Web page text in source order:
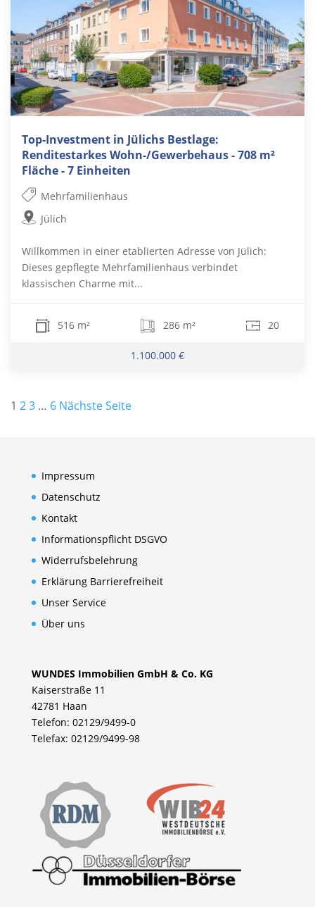
Top-Investment in Jülichs Bestlage:
Renditestarkes Wohn-/Gewerbehaus - 708 m²
Fläche - 7 Einheiten
Mehrfamilienhaus
Jülich
Willkommen in einer etablierten Adresse von Jülich:
Dieses gepflegte Mehrfamilienhaus verbindet
klassischen Charme mit...
516 m² 286 m² 20
1.100.000 €
Seitennummerierung
1 23 … 6 Nächste Seite
Impressum
Datenschutz
Kontakt
Informationspflicht DSGVO
Widerrufsbelehrung
Erklärung Barrierefreiheit
Unser Service
Über uns
WUNDES Immobilien GmbH & Co. KG
Kaiserstraße 11
42781 Haan
Telefon: 02129/9499-0
Telefax: 02129/9499-98